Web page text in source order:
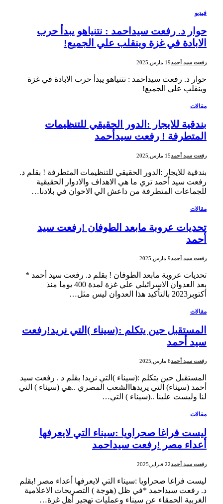
فيديو
حوار د. رفعت سيداحمد : نتنياهو يبدأ حرب
الابادة في غزة وينقلب علي الجميع!
رفعت سيد أحمد19 مارس,2025
حوار د. رفعت سيداحمد : نتنياهو يبدأ حرب الابادة في غزة
وينقلب علي الجميع!
مقالات
بندقية للايجار :الدور الحقيقي للتنظيمات
المتطرفة ! رفعت سيدأحمد
رفعت سيد أحمد15 مارس,2025
بندقية للايجار :الدور الحقيقي للتنظيمات المتطرفة ! بقلم د.
رفعت سيد أحمد تري ما هي الاهداف والادوار الحقيقية
للجماعات المتطرفة من داعش الي الاخوان في بلادنا…
مقالات
تحديات عروبة مابعد الطوفان !رفعت سيد
أحمد
رفعت سيد أحمد9 مارس,2025
تحديات عروبة مابعد الطوفان ! بقلم د. رفعت سيد أحمد *
بعد العدوان الاسرائيلي علي غزة لمدة 400 يوما منذ
أكتوبر2023 بالتأكيد هذا العدوان ليس مثل…
مقالات
المستقبل حين يتكلم :(سيناء )التي نريد!رفعت
سيد أحمد
رفعت سيد أحمد6 مارس,2025
المستقبل حين يتكلم :(سيناء )التي نريد! بقلم د . رفعت سيد
أحمد (سيناء) التي يريدهاالشعب المصري ..هي (سيناء ) التي
لنا وليست علينا ..(سيناء ) التي…
مقالات
ليست فراغا صحراويا :سيناء التي لايعرفها
أعداء مصر !رفعت سيداحمد
رفعت سيد أحمد22 فبراير,2025
ليست فراغا صحراويا :سيناء التي لايعرفها أعداء مصر !بقلم
د. رفعت سيداحمد *في ظل (هوجة ) التصريحات الاعلامية
الغربية الحمقاء عن سيناء وعمليات تهجير أهل غزة…